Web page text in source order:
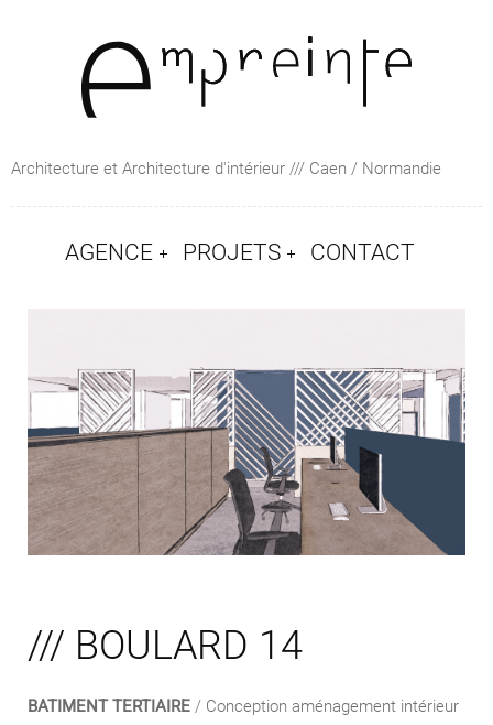
Architecture et Architecture d'intérieur /// Caen / Normandie
AGENCE PROJETS CONTACT
/// BOULARD 14
BATIMENT TERTIAIRE / Conception aménagement intérieur